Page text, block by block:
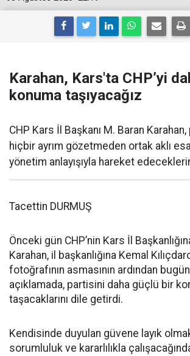
Karahan, Kars'ta CHP’yi
konuma taşıyacağız
CHP Kars İl Başkanı M. Baran
hiçbir ayrım gözetmeden ortak aklı
yönetim anlayışıyla hareket
Tacettin DURMUŞ
Önceki gün CHP’nin Kars İl
Karahan, il başkanlığına Kemal
fotoğrafının asmasının ardından bugün
açıklamada, partisini daha güçlü bir
taşacaklarını dile getirdi.
Kendisinde duyulan güvene layık
sorumluluk ve kararlılıkla